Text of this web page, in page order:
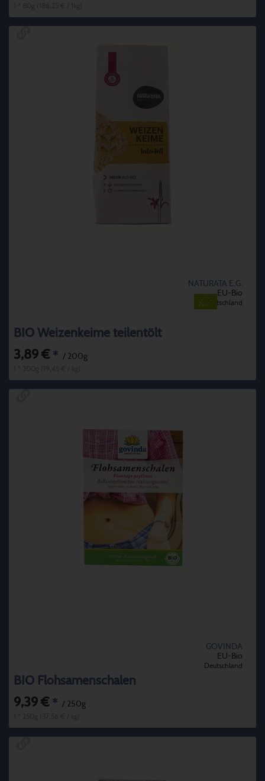
NATURATA E.G.
EU-Bio
Deutschland
BIO Weizenkeime teilentölt
3,89 € * / 200g
GOVINDA
EU-Bio
Deutschland
BIO Flohsamenschalen
9,39 € * / 250g